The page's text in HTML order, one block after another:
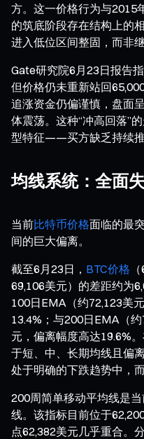
方。这一价格行为与2015
的筑底阶段存在结构上
进入低位区间整固，而非
Gate研究院6月23日报告
但价格仍未重新站回
追涨资金仍偏谨慎，盘面
体震荡。这种“冲高回落”
型特征——买方缺乏持续推
均线系统：全面
当前比特币价格面临的最
间的巨大偏离。
截至6月23日， BTC价格
69,106美元）的差距约为
100日EMA（约72,123美
13.4%；与200日EMA（
元，偏离幅度高达19.6%
于短、中、长期均线且偏
处于明确的下跌趋势中，
200周简单移动平均线是
线。该指标目前位于
点62,382美元几乎重合。